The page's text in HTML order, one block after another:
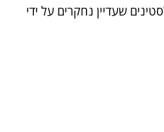
שעדיין נחקרים על ידי